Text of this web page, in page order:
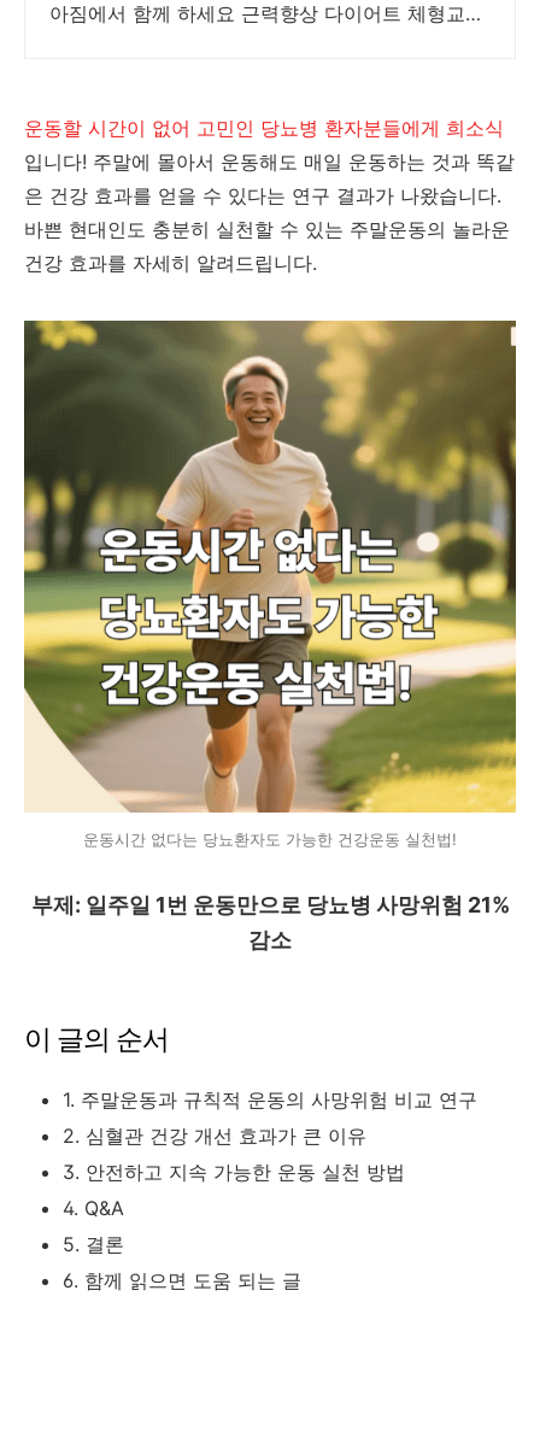
아짐에서 함께 하세요 근력향상 다이어트 체형교정
운동할 시간이 없어 고민인 당뇨병 환자분들에게 희소식
입니다! 주말에 몰아서 운동해도 매일 운동하는 것과 똑같
은 건강 효과를 얻을 수 있다는 연구 결과가 나왔습니다.
바쁜 현대인도 충분히 실천할 수 있는 주말운동의 놀라운
건강 효과를 자세히 알려드립니다.
운동시간 없다는 당뇨환자도 가능한 건강운동 실천법!
부제: 일주일 1번 운동만으로 당뇨병 사망위험 21%
감소
이 글의 순서
1. 주말운동과 규칙적 운동의 사망위험 비교 연구
2. 심혈관 건강 개선 효과가 큰 이유
3. 안전하고 지속 가능한 운동 실천 방법
4. Q&A
5. 결론
6. 함께 읽으면 도움 되는 글